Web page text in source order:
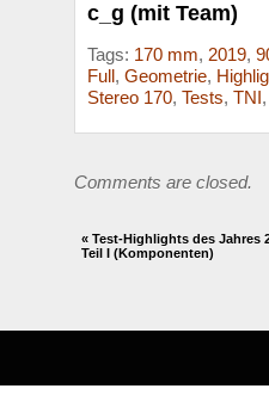
c_g (mit Team)
Tags: 170 mm, 2019,
Full, Geometrie,
Stereo 170, Tests, TNI
Comments are closed.
« Test-Highlights des Jahres
Teil I (Komponenten)